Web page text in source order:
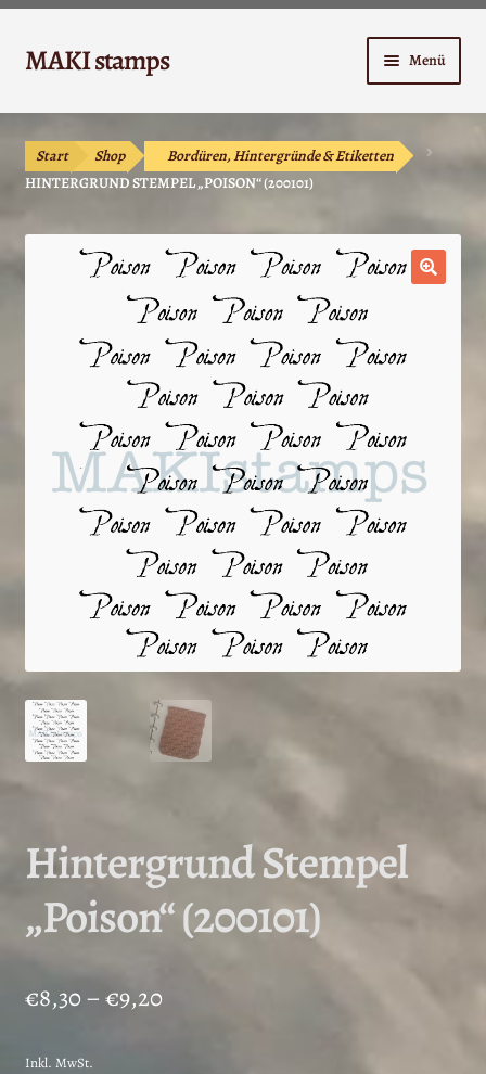
Zur
Navigation
Zum
Inhalt
MAKI stamps Menü
Shop
Warenkorb
Anleitungen
Kontakt
Start Shop
Bordüren, Hintergründe & Etiketten
HINTERGRUND STEMPEL „POISON“ (200101)
Hintergrund Stempel
„Poison“ (200101)
€8,30–€9,20Preisspanne:
Inkl. MwSt.